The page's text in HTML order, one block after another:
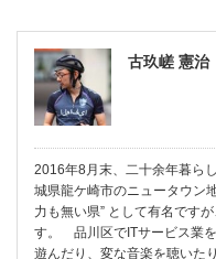
古玖嵯 憲治
2016年8月末、二十余年暮ら
城県龍ケ崎市のニュータウン
力も無い県” として有名です
す。 品川区でITサービス業
遊んだり、変な音楽を聴いた